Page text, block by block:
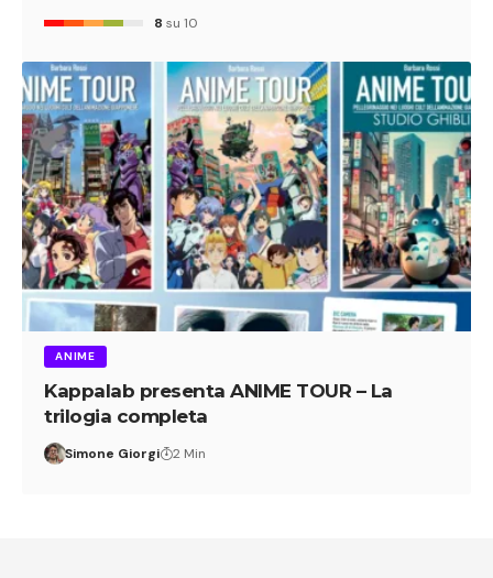
8 su 10
ANIME
Kappalab presenta ANIME TOUR – La
trilogia completa
Simone Giorgi 2 Min